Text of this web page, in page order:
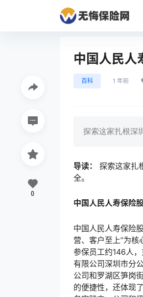
中国人民人
百科 1 年前
探索这家扎根深
导读：
探索这家扎
全。
中国人民人寿保险
中国人民人寿保险
营、客户至上”为
参保员工约146人
有限公司深圳市分
公司和罗湖区笋岗
的便捷性，还体现
0